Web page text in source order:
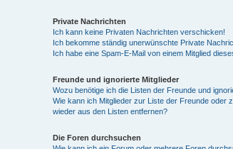
Private Nachrichten
Ich kann keine Privaten Nachrichten verschicken!
Ich bekomme ständig unerwünschte Private
Ich habe eine Spam-E-Mail von einem Mitglied
Freunde und ignorierte Mitglieder
Wozu benötige ich die Listen der Freunde und
Wie kann ich Mitglieder zur Liste der Freunde oder
wieder aus den Listen entfernen?
Die Foren durchsuchen